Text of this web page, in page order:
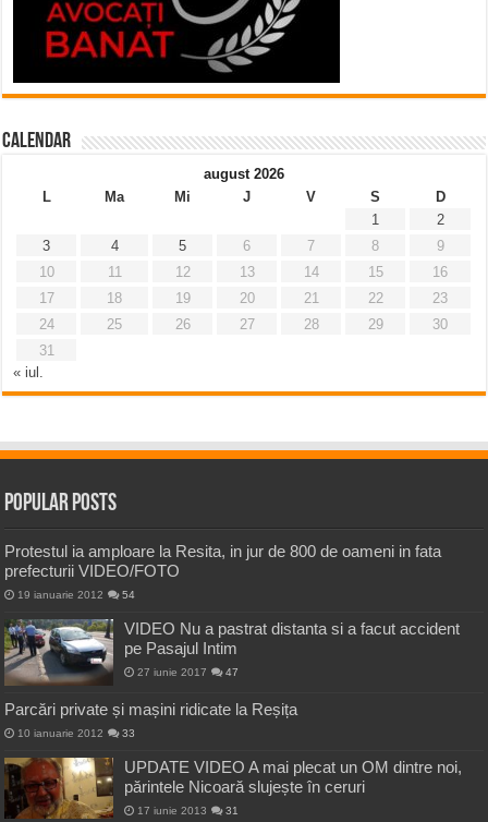
Calendar
august 2026
L
Ma Mi J V S
D
1
2
3
4 5 6 7 8
9
10
11 12 13 14 15
16
17
18 19 20 21 22
23
24
25 26 27 28 29
30
31
« iul.
Popular Posts
Protestul ia amploare la Resita, in jur de 800 de oameni in fata
prefecturii VIDEO/FOTO
19 ianuarie 2012 54
VIDEO Nu a pastrat distanta si a facut accident
pe Pasajul Intim
27 iunie 2017 47
Parcări private și mașini ridicate la Reșița
10 ianuarie 2012 33
UPDATE VIDEO A mai plecat un OM dintre noi,
părintele Nicoară slujește în ceruri
17 iunie 2013 31